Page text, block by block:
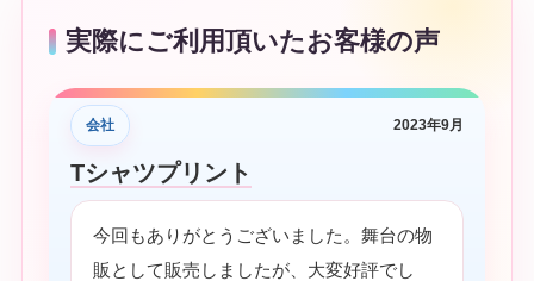
実際にご利用頂いたお客様の声
会社 2023年9月
Tシャツプリント
今回もありがとうございました。舞台の物
販として販売しましたが、大変好評でし